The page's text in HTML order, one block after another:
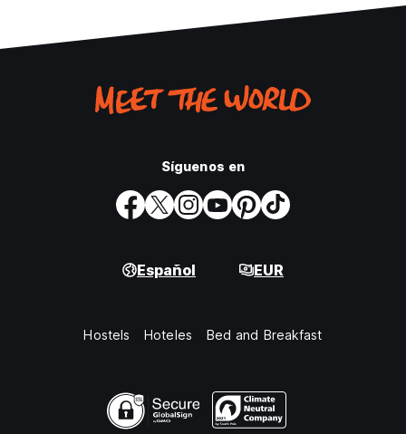
Síguenos en
Español EUR
Hostels Hoteles Bed and Breakfast